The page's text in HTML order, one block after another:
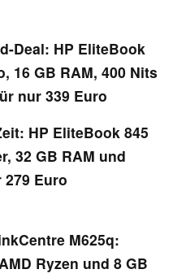
Deal: HP EliteBook
16 GB RAM, 400 Nits
nur 339 Euro
HP EliteBook 845
32 GB RAM und
Euro
M625q:
Ryzen und 8 GB